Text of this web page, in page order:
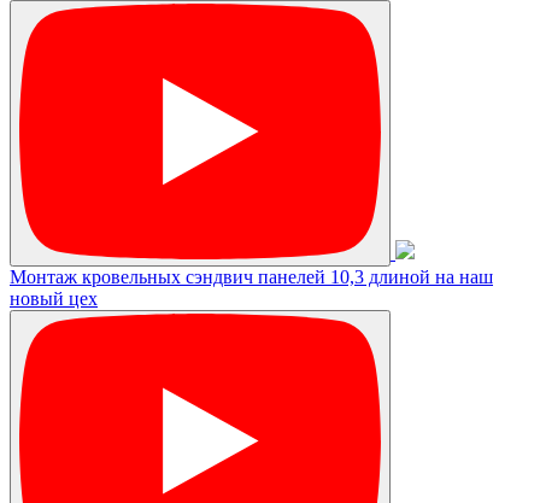
Монтаж кровельных сэндвич панелей 10,3 длиной на наш
новый цех